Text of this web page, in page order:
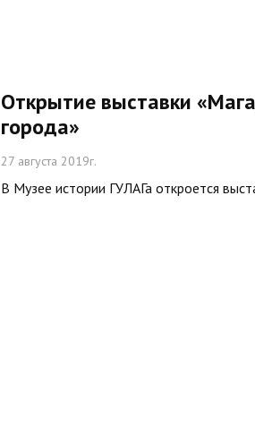
Открытие выставки
города»
27 августа 2019г.
В Музее истории ГУЛАГа откроется